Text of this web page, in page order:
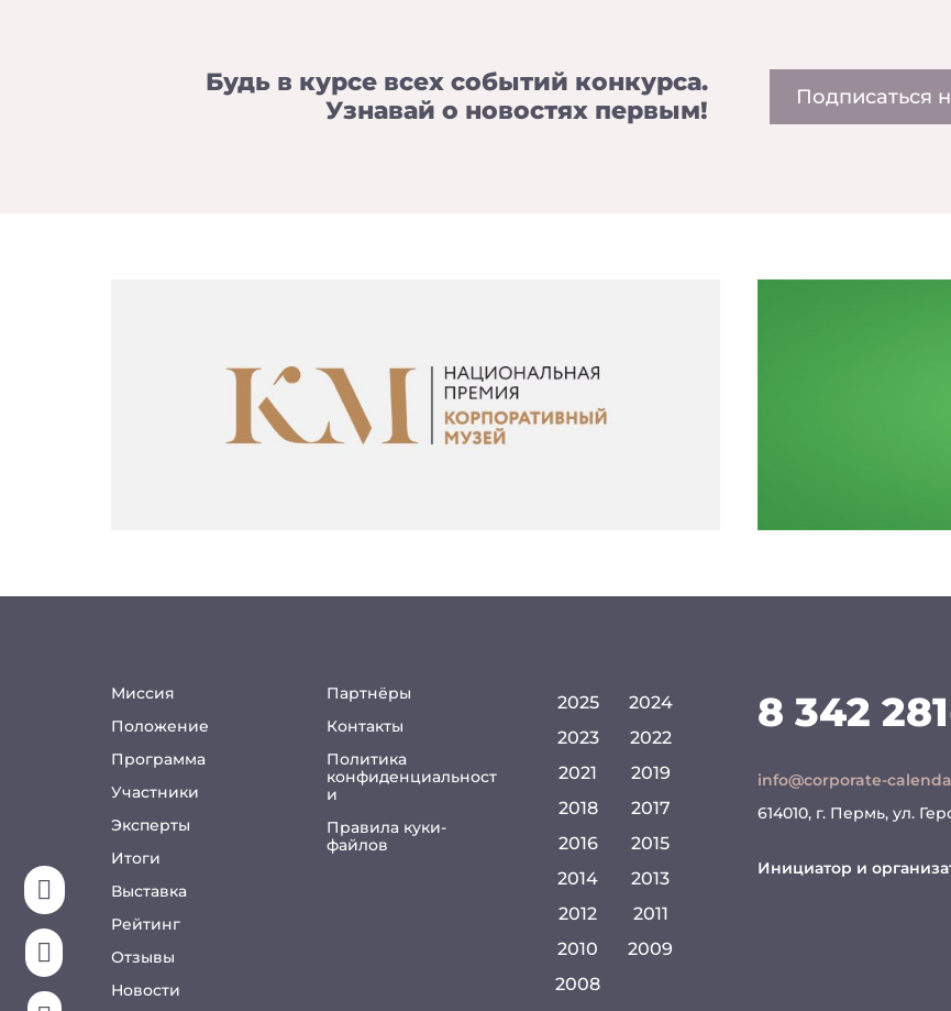


Будь в курсе всех событий конкурса.
Узнавай о новостях первым!
Подписаться
Миссия
Положение
Программа
Участники
Эксперты
Итоги
Выставка
Рейтинг
Отзывы
Новости
Партнёры
Контакты
Политика
конфиденциальност
и
Правила куки-
файлов
2025
2024
2023
2022
2021
2019
2018
2017
2016
2015
2014
2013
2012
2011
2010
2009
2008
8 342
info@corporate-
614010, г. Пермь, ул.
Инициатор и